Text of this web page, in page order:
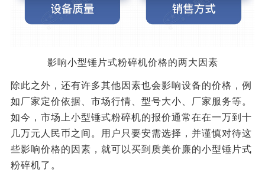
影响小型锤片式粉碎机价格的两大因素
除此之外，还有许多其他因素也会影响设备的价格，例
如厂家定价依据、市场行情、型号大小、厂家服务等。
如今，市场上小型锤式粉碎机的报价通常在在一万到十
几万元人民币之间。用户只要安需选择，并谨慎对待这
些影响价格的因素，就可以买到质美价廉的小型锤片式
粉碎机了。